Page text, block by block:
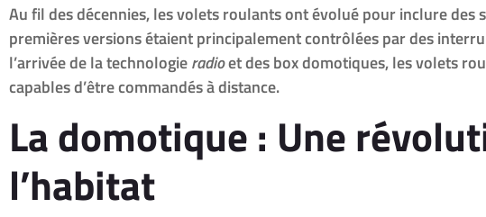
Au fil des décennies, les volets roulants ont évolué pour inclure des
premières versions étaient principalement contrôlées par des
l’arrivée de la technologieradioet des box domotiques, les volets
capables d’être commandés à distance.
La domotique : Une
l’habitat